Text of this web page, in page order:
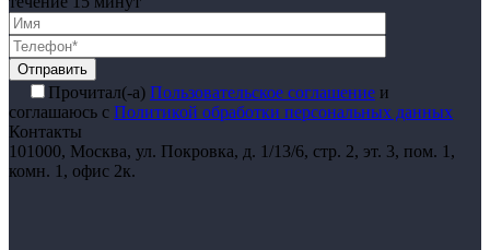
Отправить
Прочитал(-а) Пользовательское соглашение и
соглашаюсь с Политикой обработки персональных данных
Контакты
101000, Москва, ул. Покровка, д. 1/13/6, стр. 2, эт. 3, пом. 1,
комн. 1, офис 2к.